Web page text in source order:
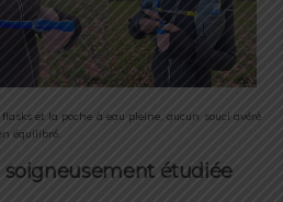
et la poche à eau pleine, aucun souci avéré
équilibré.
soigneusement étudiée